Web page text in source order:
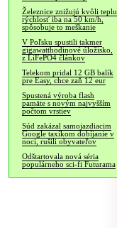
Železnice znižujú kvôli teplu
rýchlosť iba na 50 km/h,
spôsobuje to meškanie
V Poľsku spustili takmer
gigawatthodinové úložisko,
z LiFePO4 článkov
Telekom pridal 12 GB balík
pre Easy, chce zaň 12 eur
Spustená výroba flash
pamäte s novým najvyšším
počtom vrstiev
Súd zakázal samojazdiacim
Google taxíkom dobíjanie v
noci, rušili obyvateľov
Odštartovala nová séria
populárneho sci-fi Futurama